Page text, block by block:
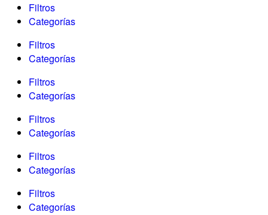
Filtros
Categorías
Filtros
Categorías
Filtros
Categorías
Filtros
Categorías
Filtros
Categorías
Filtros
Categorías